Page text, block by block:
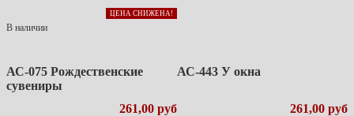
ЦЕНА СНИЖЕНА!
В наличии
АС-075 Рождественские
сувениры
261,00 руб
АС-443 У окна
261,00 руб